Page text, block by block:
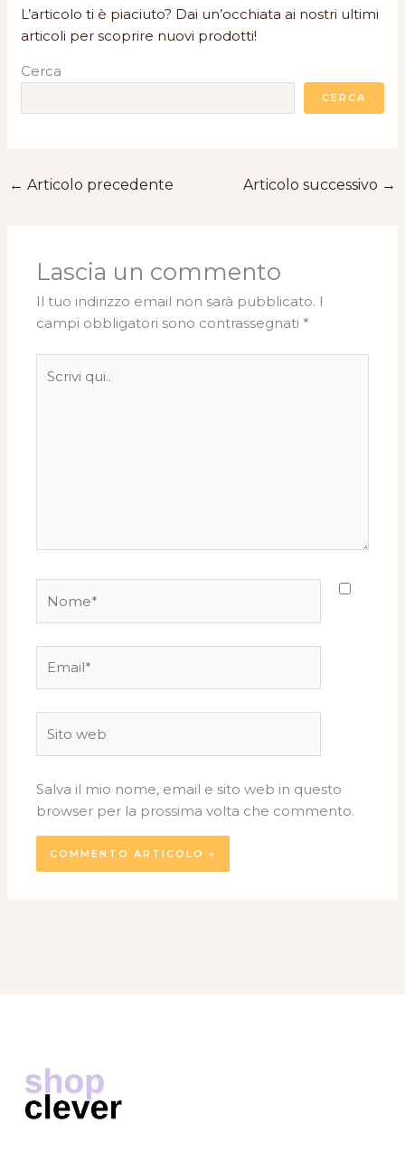
L’articolo ti è piaciuto? Dai un’occhiata ai nostri ultimi
articoli per scoprire nuovi prodotti!
Cerca
CERCA
← Articolo precedente Articolo successivo →
Lascia un commento
Il tuo indirizzo email non sarà pubblicato. I
campi obbligatori sono contrassegnati *
qui..
web
Salva il mio nome, email e sito web in questo
browser per la prossima volta che commento.